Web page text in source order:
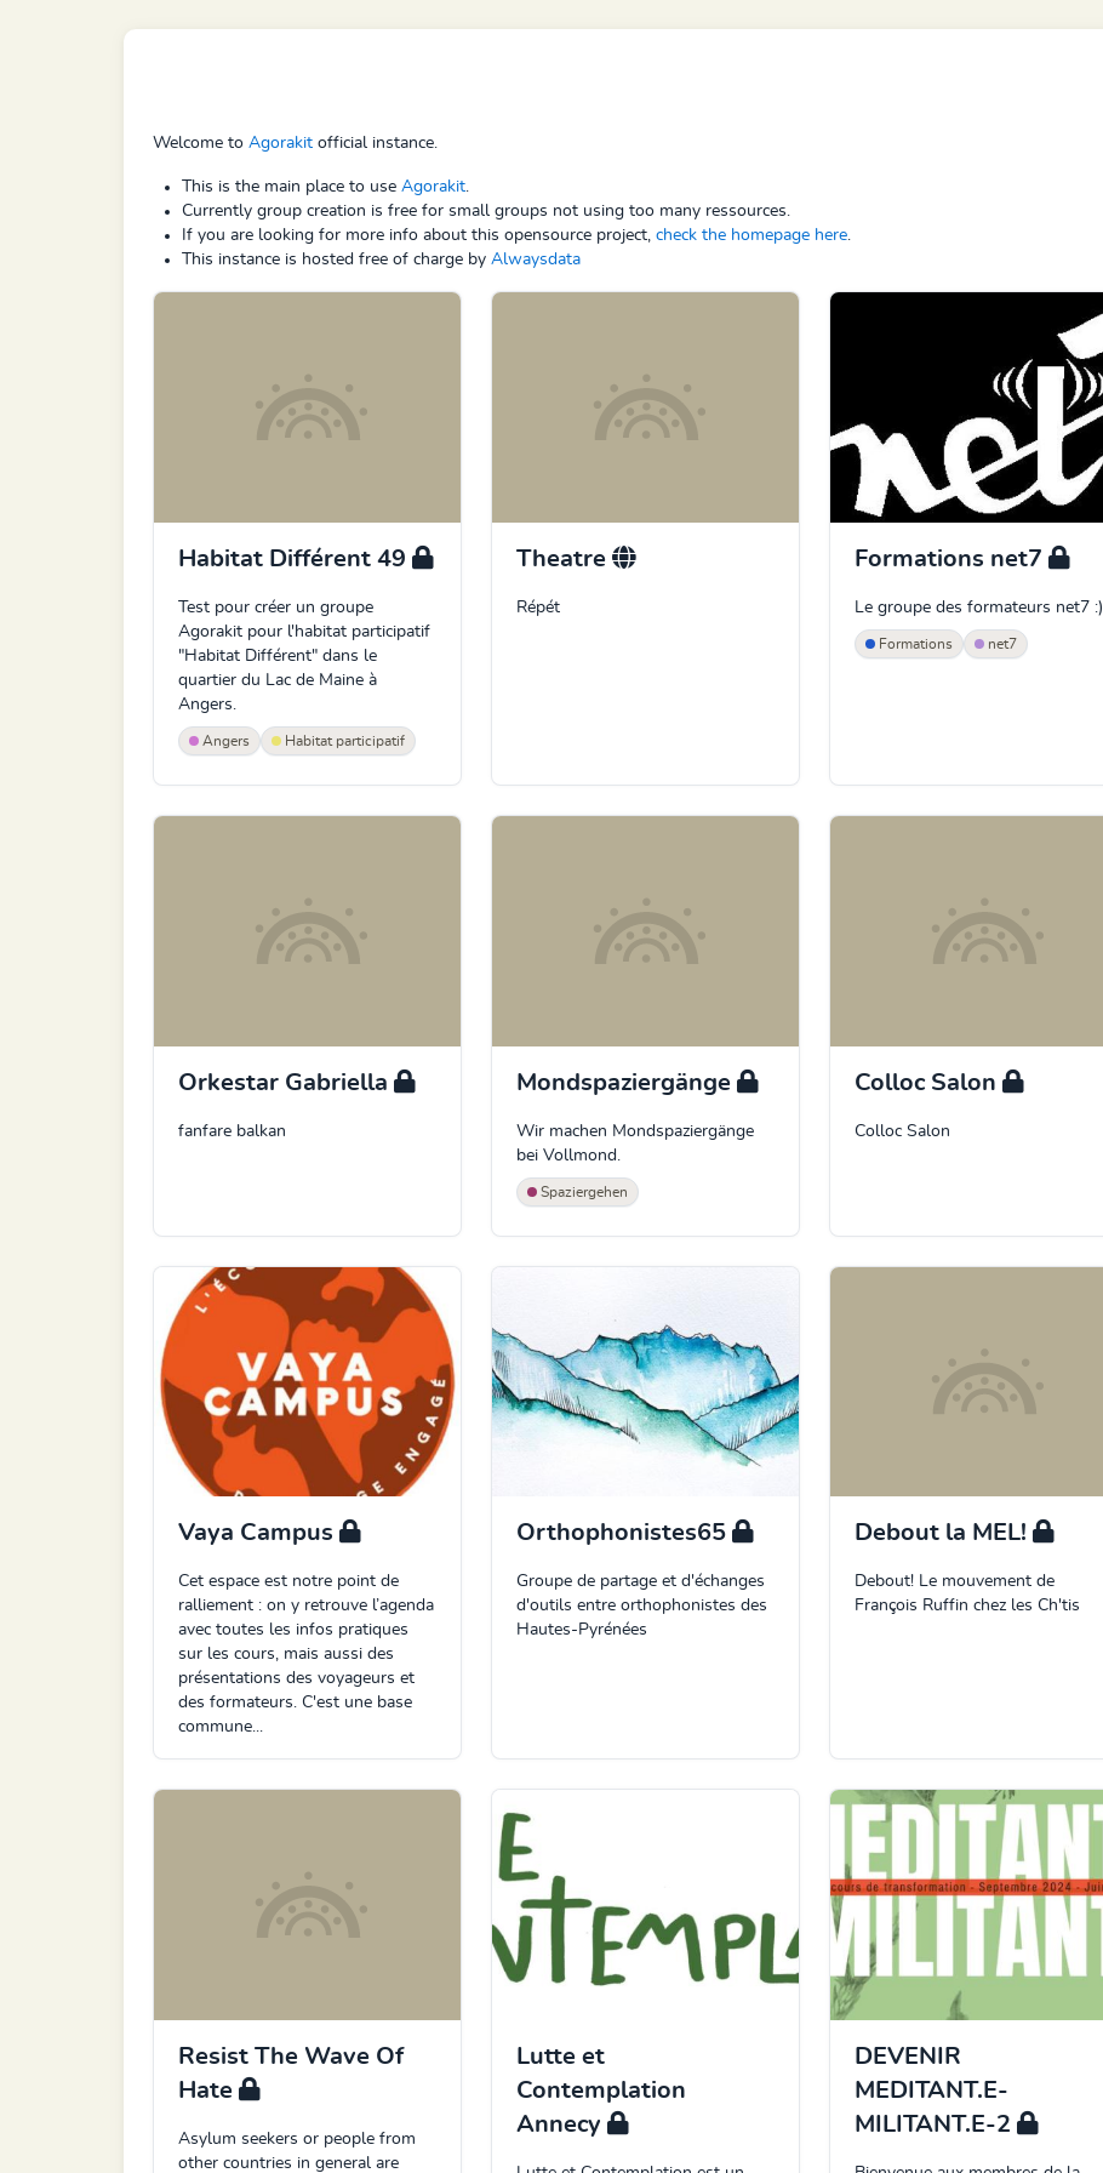
Welcome to Agorakit official instance.
This is the main place to use Agorakit.
Currently group creation is free for small groups not using too many ressources.
If you are looking for more info about this opensource project, check the homepage here.
This instance is hosted free of charge by Alwaysdata
Habitat Différent 49
Test pour créer un groupe
Agorakit pour l'habitat participatif
"Habitat Différent" dans le
quartier du Lac de Maine à
Angers.
Angers Habitat participatif
Theatre
Répét
Formations net7
Le groupe des formateurs net7 :)
Formations net7
Orkestar Gabriella
fanfare balkan
Mondspaziergänge
Wir machen Mondspaziergänge
bei Vollmond.
Spaziergehen
Colloc Salon
Colloc Salon
Vaya Campus
Cet espace est notre point de
ralliement : on y retrouve l’agenda
avec toutes les infos pratiques
sur les cours, mais aussi des
présentations des voyageurs et
des formateurs. C'est une base
commune...
Orthophonistes65
Groupe de partage et d'échanges
d'outils entre orthophonistes des
Hautes-Pyrénées
Debout la MEL!
Debout! Le mouvement de
François Ruffin chez les Ch'tis
Resist The Wave Of
Hate
Asylum seekers or people from
other countries in general are
Lutte et
Contemplation
Annecy
DEVENIR
MEDITANT.E-
MILITANT.E-2